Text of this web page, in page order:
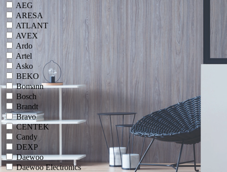
AEG
ARESA
ATLANT
AVEX
Ardo
Artel
Asko
BEKO
Bomann
Bosch
Brandt
Bravo
CENTEK
Candy
DEXP
Daewoo
Daewoo Electronics